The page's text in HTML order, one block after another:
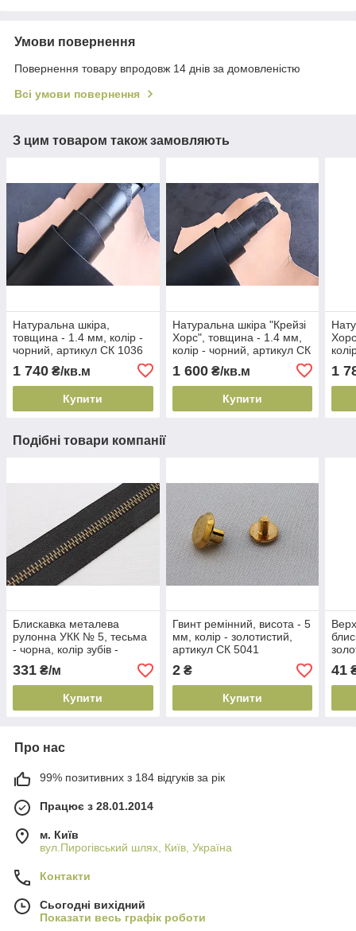
Умови повернення
Повернення товару впродовж 14 днів за домовленістю
Всі умови повернення
З цим товаром також замовляють
Натуральна шкіра,
товщина - 1.4 мм, колір -
чорний, артикул СК 1036
1 740 ₴/кв.м
Купити
Натуральна шкіра "Крейзі
Хорс", товщина - 1.4 мм,
колір - чорний, артикул СК
1 600₴/кв.м
Купити
1
Подібні товари компанії
Блискавка металева
рулонна УКК № 5, тесьма
- чорна, колір зубів -
антик, артикул СК 5374
331 ₴/м
Купити
Гвинт ремінний, висота - 5
мм, колір - золотистий,
артикул СК 5041
2₴
Купити
100
41
Про нас
99% позитивних з 184 відгуків за рік
Працює з 28.01.2014
м. Київ
вул.Пирогівський шлях, Київ, Україна
Контакти
Сьогодні вихідний
Показати весь графік роботи